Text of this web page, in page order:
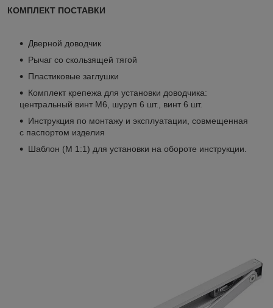
КОМПЛЕКТ ПОСТАВКИ
Дверной доводчик
Рычаг со скользящей тягой
Пластиковые заглушки
Комплект крепежа для установки доводчика:
центральный винт М6, шуруп 6 шт., винт 6 шт.
Инструкция по монтажу и эксплуатации, совмещенная
с паспортом изделия
Шаблон (М 1:1) для установки на обороте инструкции.